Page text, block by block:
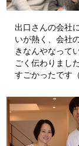
出口さんの会社
いが熱く、会社
きなんやなって
ごく伝わりまし
すごかったです（